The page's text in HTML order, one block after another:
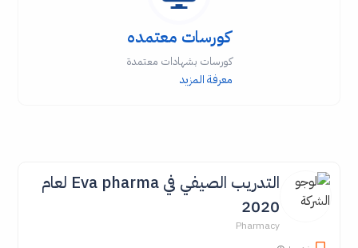
كورسات معتمده
كورسات بشهادات معتمدة
معرفة المزيد
التدريب الصيفي في Eva pharma لعام
2020
Pharmacy